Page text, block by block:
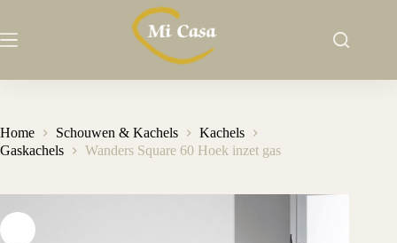
de
Home Schouwen & Kachels
Kachels
Gaskachels
Wanders Square 60 Hoek inzet gas